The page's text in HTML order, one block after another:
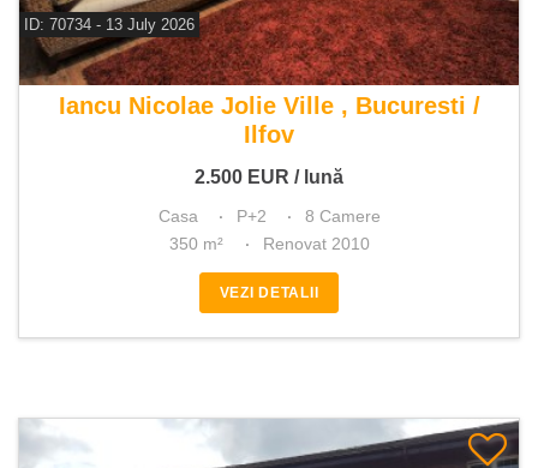
ID: 70734 - 13 July 2026
De inchiriat casa 8 camere
Iancu Nicolae Jolie Ville , Bucuresti /
Ilfov
2.500 EUR / lună
Casa P+2
8 Camere
350 m²
Renovat 2010
VEZI DETALII